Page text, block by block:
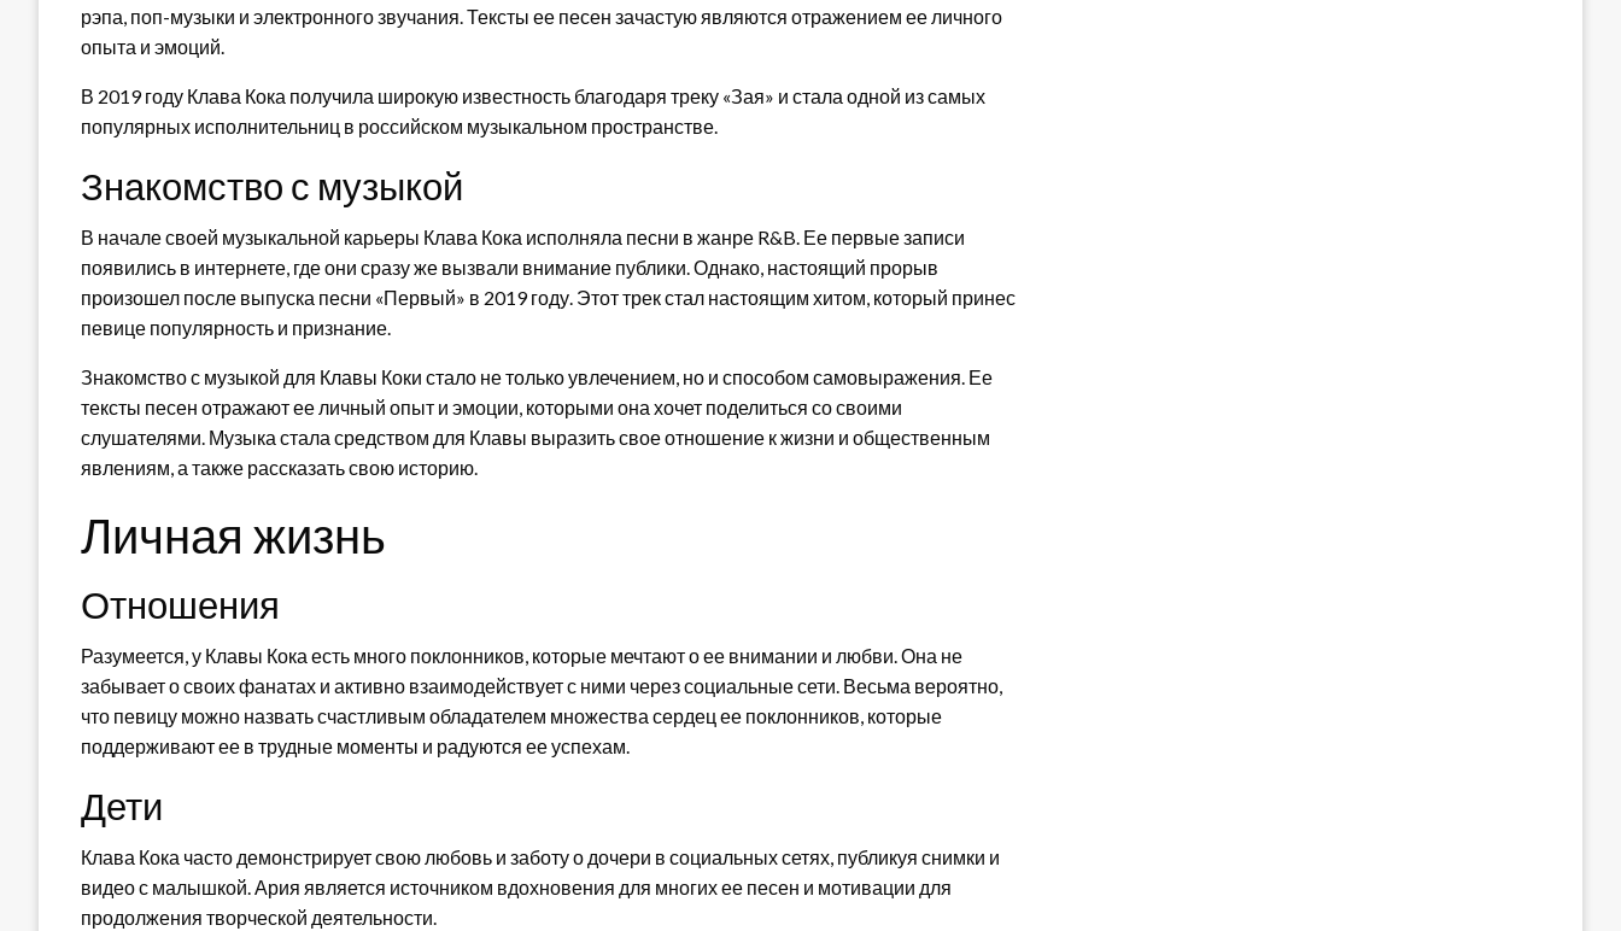
рэпа, поп-музыки и электронного звучания. Тексты ее песен зачастую являются отражением ее личного
опыта и эмоций.
В 2019 году Клава Кока получила широкую известность благодаря треку «Зая» и стала одной из самых
популярных исполнительниц в российском музыкальном пространстве.
Знакомство с музыкой
В начале своей музыкальной карьеры Клава Кока исполняла песни в жанре R&B. Ее первые записи
появились в интернете, где они сразу же вызвали внимание публики. Однако, настоящий прорыв
произошел после выпуска песни «Первый» в 2019 году. Этот трек стал настоящим хитом, который принес
певице популярность и признание.
Знакомство с музыкой для Клавы Коки стало не только увлечением, но и способом самовыражения. Ее
тексты песен отражают ее личный опыт и эмоции, которыми она хочет поделиться со своими
слушателями. Музыка стала средством для Клавы выразить свое отношение к жизни и общественным
явлениям, а также рассказать свою историю.
Личная жизнь
Отношения
Разумеется, у Клавы Кока есть много поклонников, которые мечтают о ее внимании и любви. Она не
забывает о своих фанатах и активно взаимодействует с ними через социальные сети. Весьма вероятно,
что певицу можно назвать счастливым обладателем множества сердец ее поклонников, которые
поддерживают ее в трудные моменты и радуются ее успехам.
Дети
Клава Кока часто демонстрирует свою любовь и заботу о дочери в социальных сетях, публикуя снимки и
видео с малышкой. Ария является источником вдохновения для многих ее песен и мотивации для
продолжения творческой деятельности.